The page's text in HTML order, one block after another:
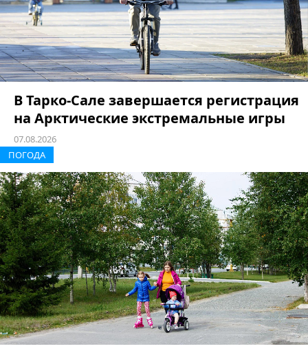
В Тарко-Сале завершается регистрация
на Арктические экстремальные игры
07.08.2026
ПОГОДА